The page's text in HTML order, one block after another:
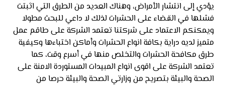
يؤدي إلى انتشار الأمراض، وهناك العديد من الطرق التي اثبتت
فشلها في القضاء على الحشرات لذلك لا داعي للبحث مطولا
ويمكنكم الاعتماد على شركتنا تعتمد الشركة على طاقم عمل
متميز لديه دراية بكافة انواع الحشرات وأماكن اختباءها وكيفية
طرق مكافحة الحشرات والتخلص منها في أسرع وقت، كما
تعتمد الشركة على اقوى انواع المبيدات المستوردة الامنة على
الصحة والبيئة بتصريح من وزارتي الصحة والبيئة حرصا من